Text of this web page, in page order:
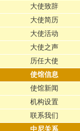
大使致辞
大使简历
大使活动
大使之声
历任大使
使馆信息
使馆新闻
机构设置
联系我们
中尼关系